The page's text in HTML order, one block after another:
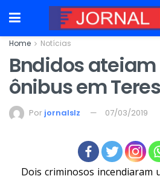
Home Notícias
Bndidos
ônibus em
Por jornalslz 07/03/2019
Dois criminosos incendiaram